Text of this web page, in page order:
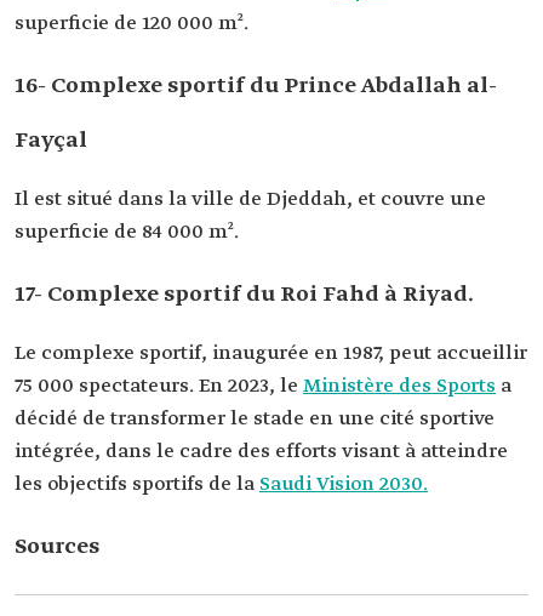
superficie de 120 000 m².
16- Complexe sportif du Prince Abdallah al-
Fayçal
Il est situé dans la ville de Djeddah, et couvre une
superficie de 84 000 m².
17- Complexe sportif du Roi Fahd à Riyad.
Le complexe sportif, inaugurée en 1987, peut accueillir
75 000 spectateurs. En 2023, le Ministère des Sports a
décidé de transformer le stade en une cité sportive
intégrée, dans le cadre des efforts visant à atteindre
les objectifs sportifs de la Saudi Vision 2030.
Sources